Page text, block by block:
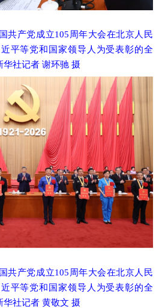
共产党成立105周年大会在北京人民
平等党和国家领导人为受表彰的全
华社记者 谢环驰 摄
共产党成立105周年大会在北京人民
平等党和国家领导人为受表彰的全
华社记者 黄敬文 摄